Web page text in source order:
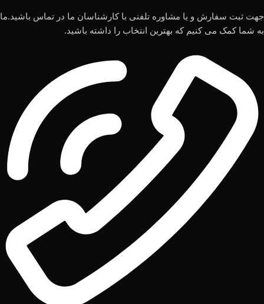
جهت ثبت سفارش و یا مشاوره تلفنی با کارشناسان ما در تماس باشید.ما
به شما کمک می کنیم که بهترین انتخاب را داشته باشید.